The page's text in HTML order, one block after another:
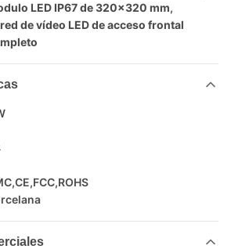
LED IP67 de 320x320 mm,
de vídeo LED de acceso frontal